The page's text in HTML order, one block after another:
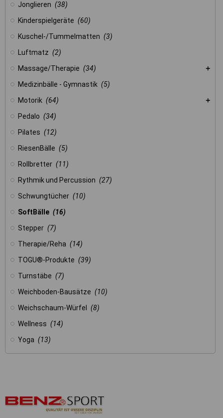
Jonglieren (38)
Kinderspielgeräte (60)
Kuschel-/Tummelmatten (3)
Luftmatz (2)
Massage/Therapie (34)
Medizinbälle - Gymnastik (5)
Motorik (64)
Pedalo (34)
Pilates (12)
RiesenBälle (5)
Rollbretter (11)
Rythmik und Percussion (27)
Schwungtücher (10)
SoftBälle (16)
Stepper (7)
Therapie/Reha (14)
TOGU®-Produkte (39)
Turnstäbe (7)
Weichboden-Bausätze (10)
Weichschaum-Würfel
(8)
Wellness (14)
Yoga (13)